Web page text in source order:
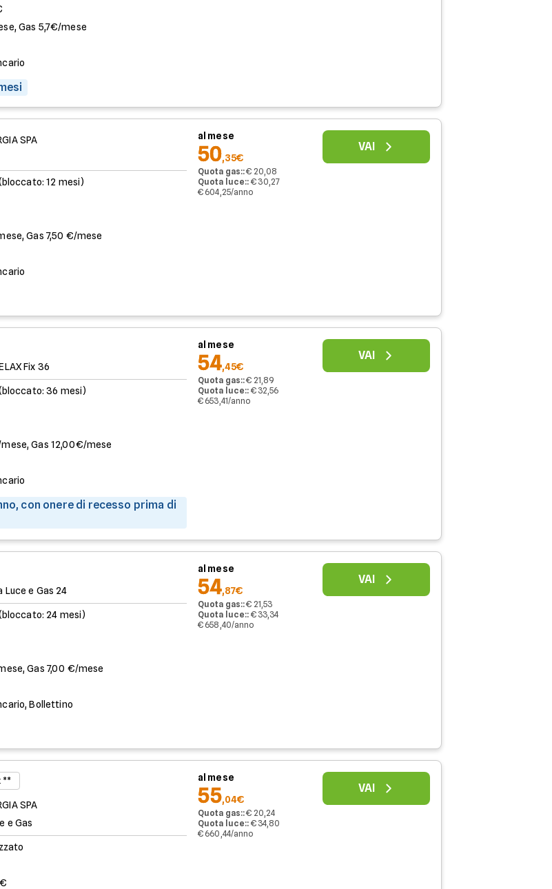
Gas 5,7€/mese
SPA
12 mesi)
Gas 7,50 €/mese
al mese
50,35€
Quota gas::€ 20,08
Quota luce::€ 30,27
€ 604,25/anno
VAI
Fix 36
36 mesi)
Gas 12,00€/mese
con onere di recesso prima di
al mese
54,45€
Quota gas::€ 21,89
Quota luce::€ 32,56
€ 653,41/anno
VAI
Luce e Gas 24
24 mesi)
Gas 7,00 €/mese
Bollettino
al mese
54,87€
Quota gas::€ 21,53
Quota luce::€ 33,34
€ 658,40/anno
VAI
**
SPA
e Gas
al mese
55,04€
Quota gas::€ 20,24
Quota luce::€ 34,80
€ 660,44/anno
VAI